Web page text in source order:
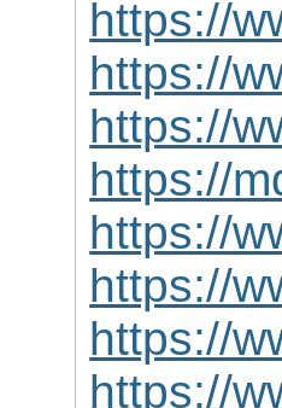
https://
https://
https://
https://
https://
https://
https://
https://